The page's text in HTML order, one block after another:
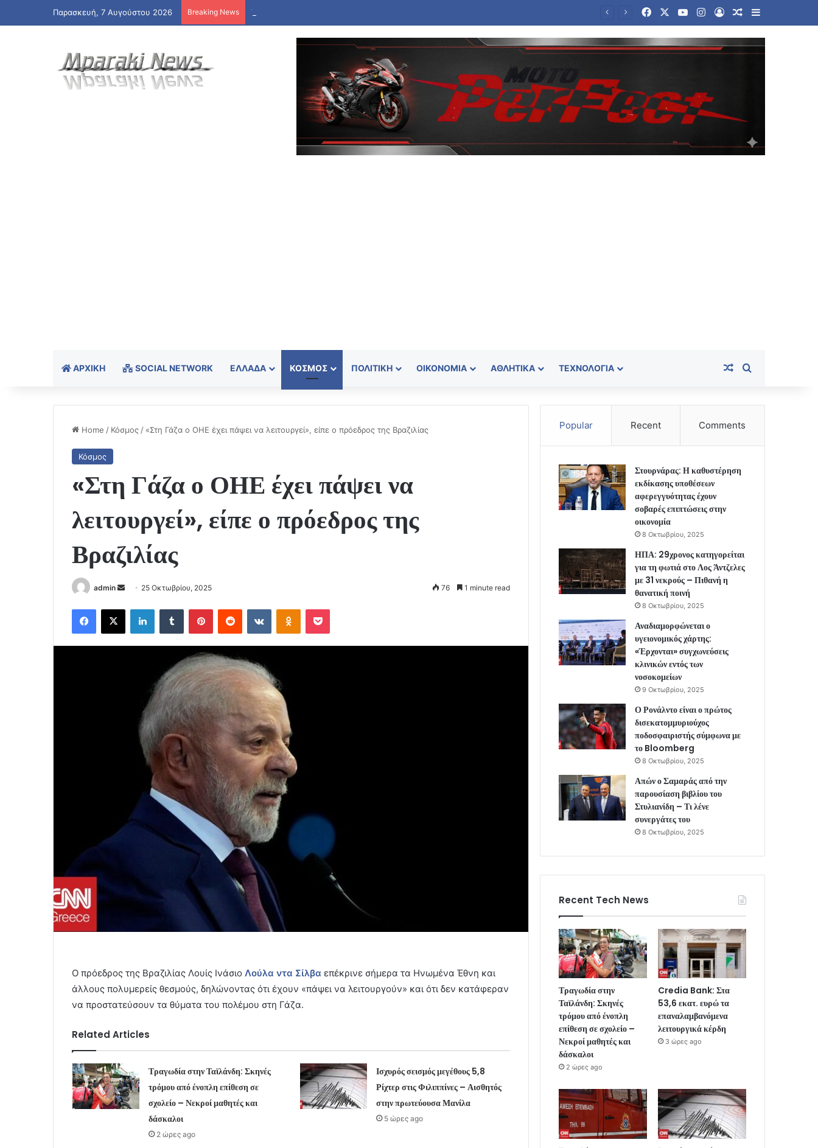
Παρασκευή, 7 Αυγούστου 2026 Breaking News FacebookYouTubeInstagram
Log InRandom Article
Sidebar
ΑΡΧΙΚΉ SOCIAL NETWORK ΕΛΛΆΔΑ ΚΌΣΜΟΣ ΠΟΛΙΤΙΚΉ ΟΙΚΟΝΟΜΊΑ ΑΘΛΗΤΙΚΆ ΤΕΧΝΟΛΟΓΊΑ Random Article
Home / Κόσμος / «Στη Γάζα ο ΟΗΕ έχει πάψει να λειτουργεί», είπε ο πρόεδρος της Βραζιλίας
Κόσμος
«Στη Γάζα ο ΟΗΕ έχει πάψει να
λειτουργεί», είπε ο πρόεδρος της
Βραζιλίας
admin
Send
email
25 Οκτωβρίου, 2025 76 1 minute read
Facebook
X LinkedInTumblr PinterestReddit VKontakteOdnoklassniki
Pocket
Ο πρόεδρος της Βραζιλίας Λουίς Ινάσιο Λούλα ντα Σίλβα επέκρινε σήμερα τα Ηνωμένα Έθνη και
άλλους πολυμερείς θεσμούς, δηλώνοντας ότι έχουν «πάψει να λειτουργούν» και ότι δεν κατάφεραν
να προστατεύσουν τα θύματα του πολέμου στη Γάζα.
Related Articles
Τραγωδία στην Ταϊλάνδη: Σκηνές
τρόμου από ένοπλη επίθεση σε
σχολείο – Νεκροί μαθητές και
δάσκαλοι
2 ώρες ago
Ισχυρός σεισμός μεγέθους 5,8
Ρίχτερ στις Φιλιππίνες – Αισθητός
στην πρωτεύουσα Μανίλα
5 ώρες ago
Popular Recent Comments
Στουρνάρας: Η καθυστέρηση
εκδίκασης υποθέσεων
αφερεγγυότητας έχουν
σοβαρές επιπτώσεις στην
οικονομία
8 Οκτωβρίου, 2025
ΗΠΑ: 29χρονος κατηγορείται
για τη φωτιά στο Λος Άντζελες
με 31 νεκρούς – Πιθανή η
θανατική ποινή
8 Οκτωβρίου, 2025
Αναδιαμορφώνεται ο
υγειονομικός χάρτης:
«Έρχονται» συγχωνεύσεις
κλινικών εντός των
νοσοκομείων
9 Οκτωβρίου, 2025
Ο Ρονάλντο είναι ο πρώτος
δισεκατομμυριούχος
ποδοσφαιριστής σύμφωνα με
το Bloomberg
8 Οκτωβρίου, 2025
Απών ο Σαμαράς από την
παρουσίαση βιβλίου του
Στυλιανίδη – Τι λένε
συνεργάτες του
8 Οκτωβρίου, 2025
Recent Tech News
Τραγωδία στην
Ταϊλάνδη: Σκηνές
τρόμου από ένοπλη
επίθεση σε σχολείο –
Νεκροί μαθητές και
δάσκαλοι
2 ώρες ago
Credia Bank: Στα
53,6 εκατ. ευρώ τα
επαναλαμβανόμενα
λειτουργικά κέρδη
3 ώρες ago